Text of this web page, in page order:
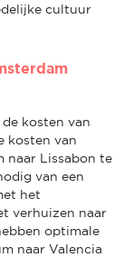
cultuur
kosten van
kosten van
naar Lissabon te
van een
het
verhuizen naar
optimale
naar Valencia